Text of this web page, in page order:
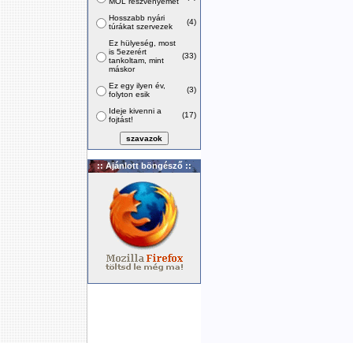
Hosszabb nyári
túrákat szervezek
(4)
Ez hülyeség, most
is 5ezerért
tankoltam, mint
máskor
(33)
Ez egy ilyen év,
folyton esik
(3)
Ideje kivenni a
fojtást!
(17)
:: Ajánlott böngésző ::